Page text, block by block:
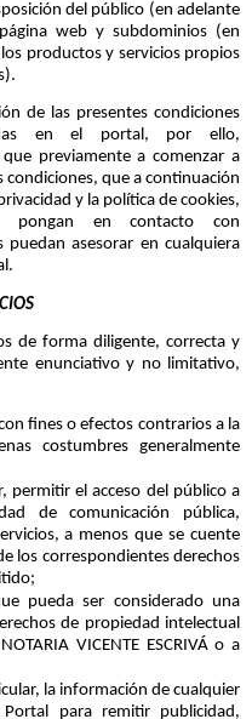
del público (en adelante
web y subdominios (en
productos y servicios propios
de las presentes condiciones
en el portal, por ello,
previamente a comenzar a
condiciones, que a continuación
y la política de cookies,
en contacto con
puedan asesorar en cualquiera
de forma diligente, correcta y
enunciativo y no limitativo,
fines o efectos contrarios a la
costumbres generalmente
permitir el acceso del público a
de comunicación pública,
a menos que se cuente
los correspondientes derechos
pueda ser considerado una
de propiedad intelectual
VICENTE ESCRIVÁ o a
la información de cualquier
para remitir publicidad,